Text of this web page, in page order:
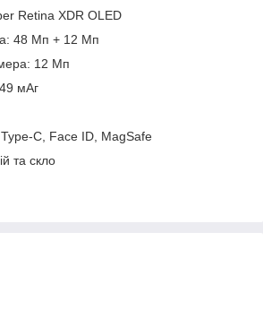
Retina XDR OLED
48 Мп + 12 Мп
12 Мп
мАг
C, Face ID, MagSafe
та скло